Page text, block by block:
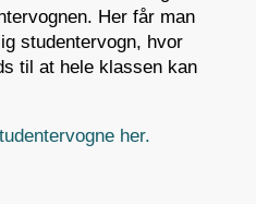
Her får man
studentervogn, hvor
til at hele klassen kan
her.